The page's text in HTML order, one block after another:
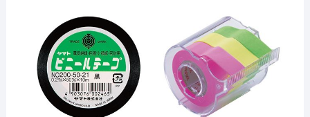
（20
枚）
【×15